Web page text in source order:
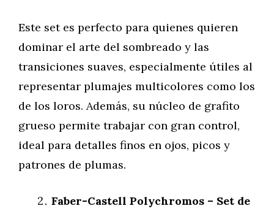
Este set es perfecto para quienes quieren
dominar el arte del sombreado y las
transiciones suaves, especialmente útiles al
representar plumajes multicolores como los
de los loros. Además, su núcleo de grafito
grueso permite trabajar con gran control,
ideal para detalles finos en ojos, picos y
patrones de plumas.
Faber-Castell Polychromos – Set de